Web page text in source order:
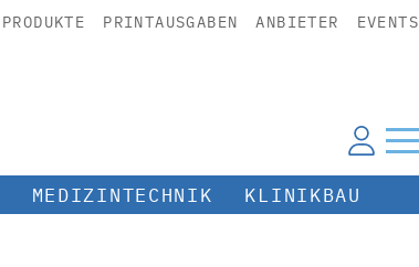
PRODUKTE PRINTAUSGABEN ANBIETER EVENTS
MEDIZINTECHNIK KLINIKBAU